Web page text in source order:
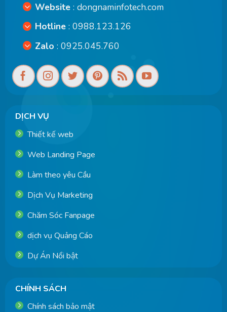
Website :dongnaminfotech.com
Hotline : 0988.123.126
Zalo : 0925.045.760
DỊCH VỤ
Thiết kế web
Web Landing Page
Làm theo yêu Cầu
Dịch Vụ Marketing
Chăm Sóc Fanpage
dịch vụ Quảng Cáo
Dự Án Nổi bật
CHÍNH SÁCH
Chính sách bảo mật